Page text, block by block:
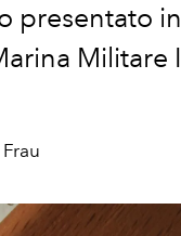
presentato
Militare